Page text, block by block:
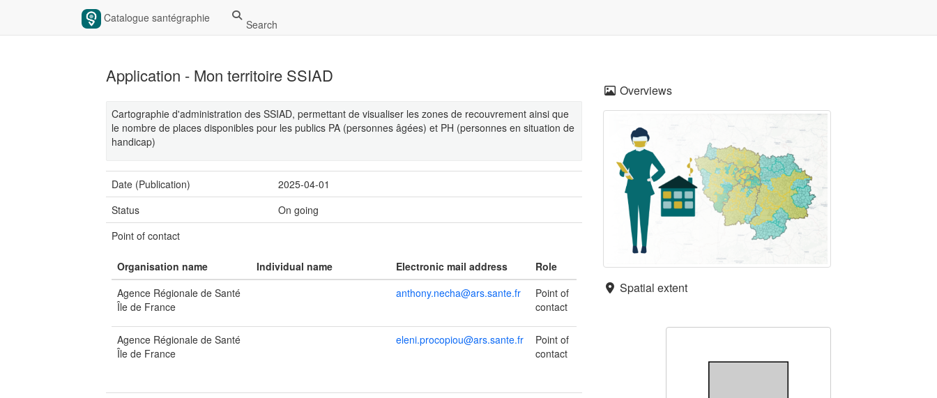
Catalogue santégraphie Search
Application - Mon territoire SSIAD
Cartographie d'administration des SSIAD, permettant de visualiser les zones de recouvrement ainsi que
le nombre de places disponibles pour les publics PA (personnes âgées) et PH (personnes en situation de
handicap)
Date (Publication)
2025-04-01
Status
On going
Point of contact
Organisation name Individual name Electronic mail address
Role
Agence Régionale de Santé
Île de France
anthony.necha@ars.sante.fr
Point of
contact
Agence Régionale de Santé
Île de France
eleni.procopiou@ars.sante.fr
Point of
contact
Overviews
Spatial extent